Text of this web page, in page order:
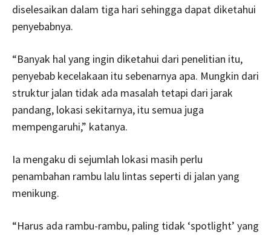
diselesaikan dalam tiga hari sehingga dapat diketahui
penyebabnya.
“Banyak hal yang ingin diketahui dari penelitian itu,
penyebab kecelakaan itu sebenarnya apa. Mungkin dari
struktur jalan tidak ada masalah tetapi dari jarak
pandang, lokasi sekitarnya, itu semua juga
mempengaruhi,” katanya.
Ia mengaku di sejumlah lokasi masih perlu
penambahan rambu lalu lintas seperti di jalan yang
menikung.
“Harus ada rambu-rambu, paling tidak ‘spotlight’ yang